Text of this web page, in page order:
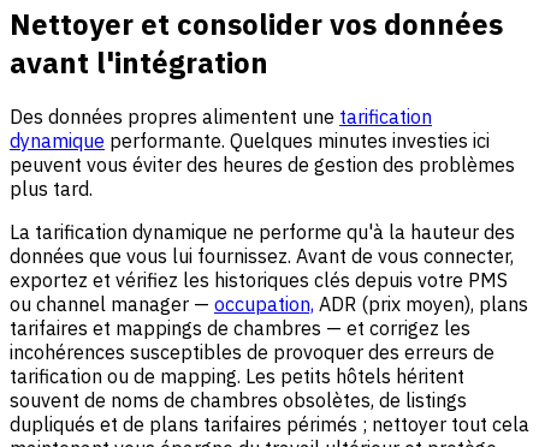
Nettoyer et consolider vos données
avant l'intégration
Des données propres alimentent une tarification
dynamique performante. Quelques minutes investies ici
peuvent vous éviter des heures de gestion des problèmes
plus tard.
La tarification dynamique ne performe qu'à la hauteur des
données que vous lui fournissez. Avant de vous connecter,
exportez et vérifiez les historiques clés depuis votre PMS
ou channel manager — occupation, ADR (prix moyen), plans
tarifaires et mappings de chambres — et corrigez les
incohérences susceptibles de provoquer des erreurs de
tarification ou de mapping. Les petits hôtels héritent
souvent de noms de chambres obsolètes, de listings
dupliqués et de plans tarifaires périmés ; nettoyer tout cela